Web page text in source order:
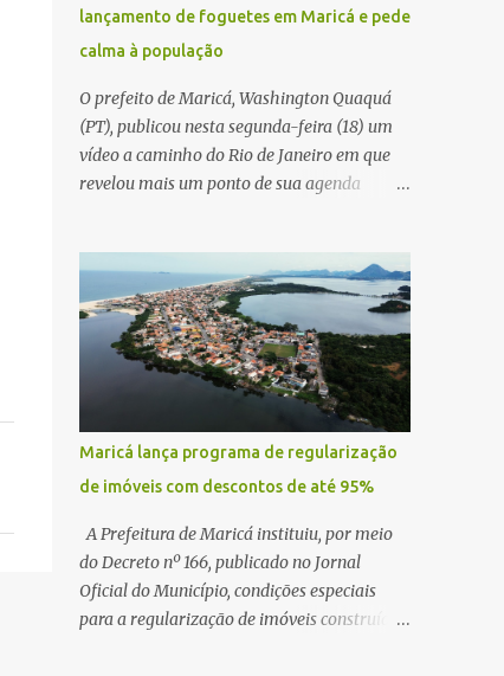
lançamento de foguetes em Maricá e pede
calma à população
O prefeito de Maricá, Washington Quaquá
(PT), publicou nesta segunda-feira (18) um
vídeo a caminho do Rio de Janeiro em que
revelou mais um ponto de sua agenda
pessoal, para tratar da possibilidade de
construir no município uma base e centro de
lançamento de foguetes e satélites. A
declaração chamou atenção pela ousadia do
projeto, que colocaria Maricá em um novo
patamar de visibilidade tecnológica e
estratégica. Segundo Quaquá, a conversa
será o início de um debate maior sobre a
viabilidade dessa estrutura na cidade.
Durante o vídeo, o prefeito também
respondeu às críticas que vem recebendo.
Segundo ele, muitas pessoas estão dizendo
que promete muito, mas não estaria
Maricá lança programa de regularização
de imóveis com descontos de até 95%
A Prefeitura de Maricá instituiu, por meio
do Decreto nº 166, publicado no Jornal
Oficial do Município, condições especiais
para a regularização de imóveis construídos